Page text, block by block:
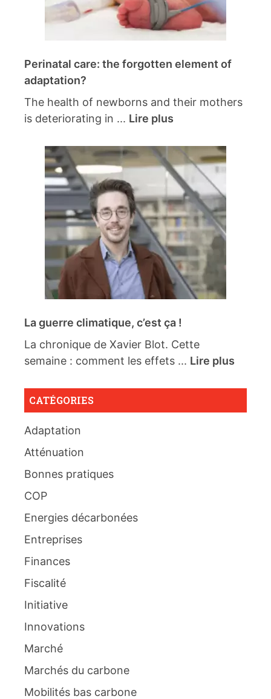
Perinatal care: the forgotten element of
adaptation?
The health of newborns and their mothers
is deteriorating in ... Lire plus
La guerre climatique, c’est ça !
La chronique de Xavier Blot. Cette
semaine : comment les effets ... Lire plus
CATÉGORIES
Adaptation
Atténuation
Bonnes pratiques
COP
Energies décarbonées
Entreprises
Finances
Fiscalité
Initiative
Innovations
Marché
Marchés du carbone
Mobilités bas carbone